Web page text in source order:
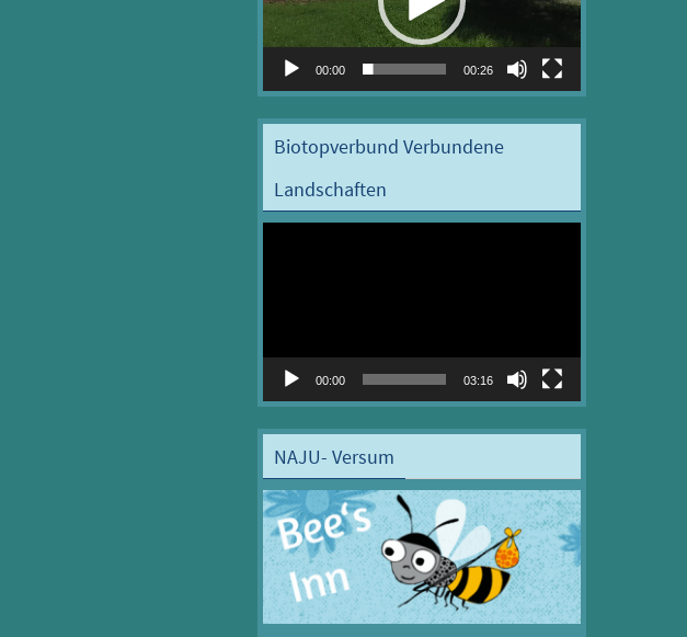
00:00 00:26
Biotopverbund Verbundene
Landschaften
00:00 03:16
NAJU- Versum